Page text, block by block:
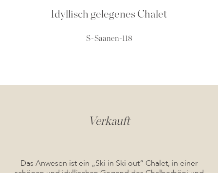
Idyllisch gelegenes Chalet
S-Saanen-118
Verkauft
Das Anwesen ist ein „Ski in Ski out“ Chalet, in einer